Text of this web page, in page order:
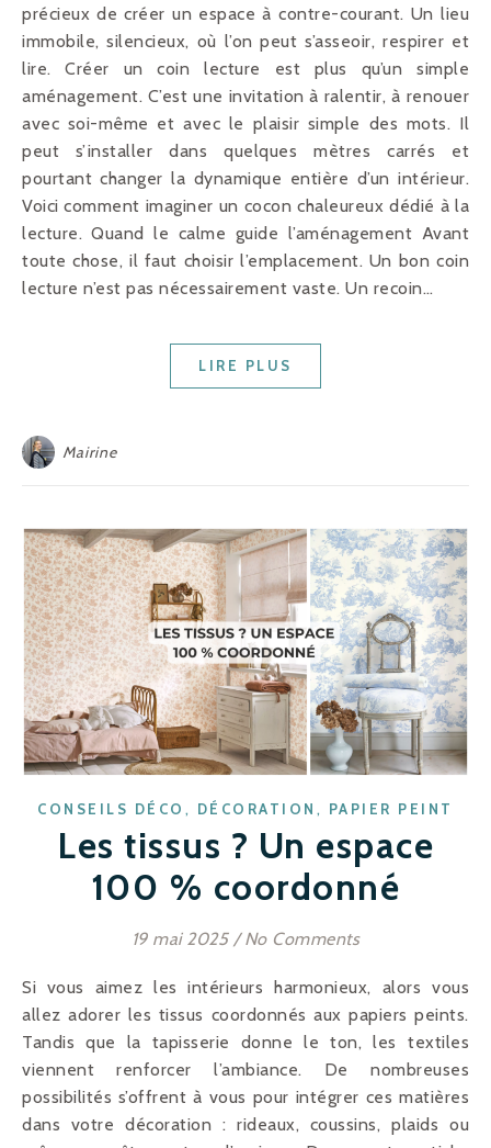
précieux de créer un espace à contre-courant. Un lieu
immobile, silencieux, où l’on peut s’asseoir, respirer et
lire. Créer un coin lecture est plus qu’un simple
aménagement. C’est une invitation à ralentir, à renouer
avec soi-même et avec le plaisir simple des mots. Il
peut s’installer dans quelques mètres carrés et
pourtant changer la dynamique entière d’un intérieur.
Voici comment imaginer un cocon chaleureux dédié à la
lecture. Quand le calme guide l’aménagement Avant
toute chose, il faut choisir l’emplacement. Un bon coin
lecture n’est pas nécessairement vaste. Un recoin…
LIRE PLUS
Mairine
CONSEILS DÉCO , DÉCORATION , PAPIER PEINT
Les tissus ? Un espace
100 % coordonné
19 mai 2025 / No Comments
Si vous aimez les intérieurs harmonieux, alors vous
allez adorer les tissus coordonnés aux papiers peints.
Tandis que la tapisserie donne le ton, les textiles
viennent renforcer l’ambiance. De nombreuses
possibilités s’offrent à vous pour intégrer ces matières
dans votre décoration : rideaux, coussins, plaids ou